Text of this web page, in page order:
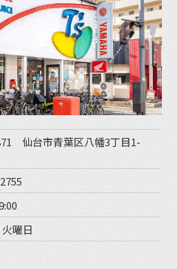
仙台市青葉区八幡3丁目1-
曜日